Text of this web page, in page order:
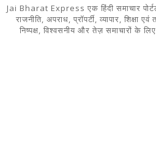
Jai Bharat Express एक हिंदी समाचार
राजनीति, अपराध, प्रॉपर्टी, व्यापार, शिक्षा
निष्पक्ष, विश्वसनीय और तेज़ समाचारों के